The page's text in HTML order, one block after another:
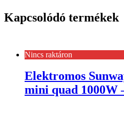
Kapcsolódó termékek
Nincs raktáron
Elektromos
mini quad 1000W